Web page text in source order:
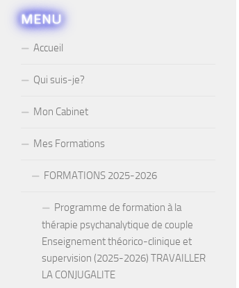
MENU
Accueil
Qui suis-je?
Mon Cabinet
Mes Formations
FORMATIONS 2025-2026
Programme de formation à la
thérapie psychanalytique de couple
Enseignement théorico-clinique et
supervision (2025-2026) TRAVAILLER
LA CONJUGALITE